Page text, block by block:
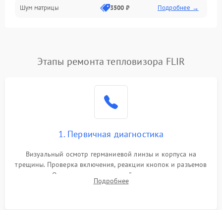
Проблемы питания
Сбои коммуникаций и интерфейсов
Экран (дисплей)
Шум матрицы 3500 ₽ Подробнее →
Этапы ремонта тепловизора FLIR
1. Первичная диагностика
Визуальный осмотр германиевой линзы и корпуса на
трещины. Проверка включения, реакции кнопок и разъемов
зарядки. Оценка вывода тепловой сигнатуры на экран,
проверка базовых функций и считывание системных
Подробнее